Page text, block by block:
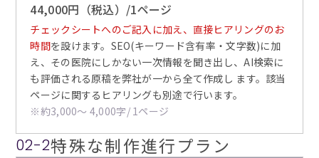
44,000円（税込）/1ページ
チェックシートへのご記入に加え、直接ヒアリングのお
時間を設けます。SEO(キーワード含有率・文字数)に加
え、その医院にしかない一次情報を聞き出し、AI検索に
も評価される原稿を弊社が一から全て作成し ます。該当
ページに関するヒアリングも別途で行います。
※約3,000〜 4,000字/ 1ページ
02-2特殊な制作進行プラン